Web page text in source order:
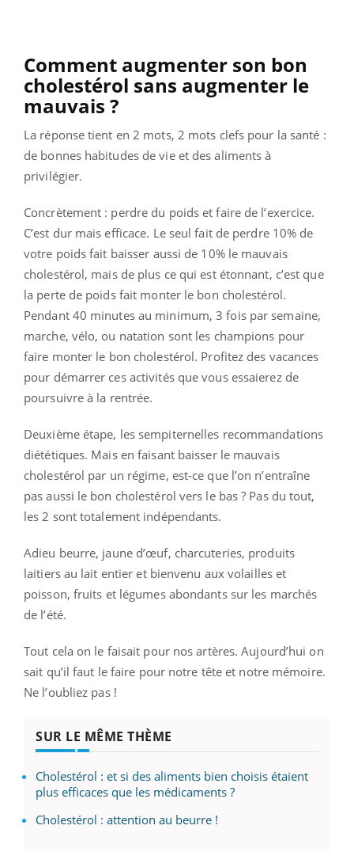
Comment augmenter son bon
cholestérol sans augmenter le
mauvais ?
La réponse tient en 2 mots, 2 mots clefs pour la santé :
de bonnes habitudes de vie et des aliments à
privilégier.
Concrètement : perdre du poids et faire de l’exercice.
C’est dur mais efficace. Le seul fait de perdre 10% de
votre poids fait baisser aussi de 10% le mauvais
cholestérol, mais de plus ce qui est étonnant, c’est que
la perte de poids fait monter le bon cholestérol.
Pendant 40 minutes au minimum, 3 fois par semaine,
marche, vélo, ou natation sont les champions pour
faire monter le bon cholestérol. Profitez des vacances
pour démarrer ces activités que vous essaierez de
poursuivre à la rentrée.
Deuxième étape, les sempiternelles recommandations
diététiques. Mais en faisant baisser le mauvais
cholestérol par un régime, est-ce que l’on n’entraîne
pas aussi le bon cholestérol vers le bas ? Pas du tout,
les 2 sont totalement indépendants.
Adieu beurre, jaune d’œuf, charcuteries, produits
laitiers au lait entier et bienvenu aux volailles et
poisson, fruits et légumes abondants sur les marchés
de l’été.
Tout cela on le faisait pour nos artères. Aujourd’hui on
sait qu’il faut le faire pour notre tête et notre mémoire.
Ne l’oubliez pas !
SUR LE MÊME THÈME
Cholestérol : et si des aliments bien choisis étaient
plus efficaces que les médicaments ?
Cholestérol : attention au beurre !